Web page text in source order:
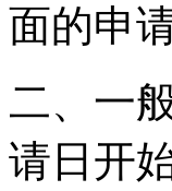
面的申
二、一
请日开